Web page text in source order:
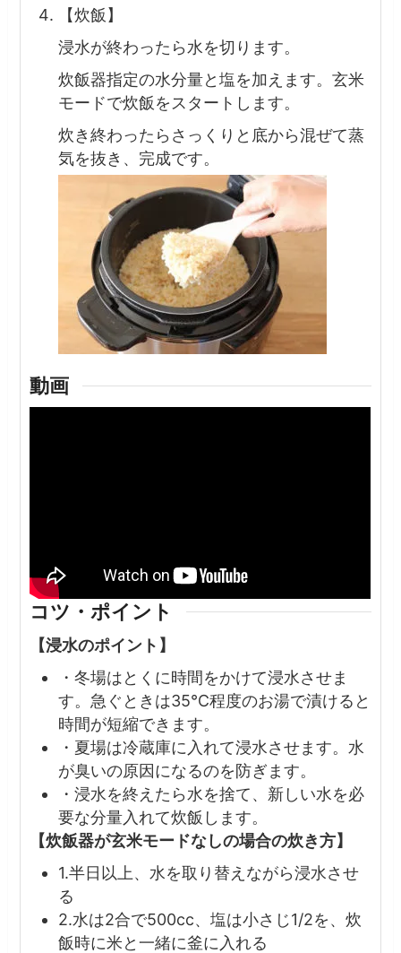
【炊飯】
浸水が終わったら水を切ります。
炊飯器指定の水分量と塩を加えます。玄米
モードで炊飯をスタートします。
炊き終わったらさっくりと底から混ぜて蒸
気を抜き、完成です。
動画
コツ・ポイント
【浸水のポイント】
・冬場はとくに時間をかけて浸水させま
す。急ぐときは35℃程度のお湯で漬けると
時間が短縮できます。
・夏場は冷蔵庫に入れて浸水させます。水
が臭いの原因になるのを防ぎます。
・浸水を終えたら水を捨て、新しい水を必
要な分量入れて炊飯します。
【炊飯器が玄米モードなしの場合の炊き方】
1.半日以上、水を取り替えながら浸水させ
る
2.水は2合で500cc、塩は小さじ1/2を、炊
飯時に米と一緒に釜に入れる